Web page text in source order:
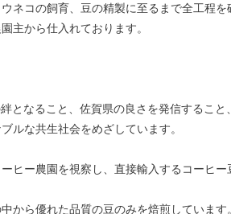
ネコの飼育、豆の精製に至るまで全工程を
主から仕入れております。
となること、佐賀県の良さを発信すること、
ルな共生社会をめざしています。
ヒー農園を視察し、直接輸入するコーヒー
から優れた品質の豆のみを焙煎しています